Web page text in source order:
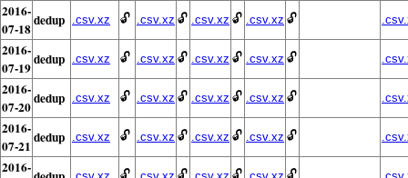
2016-
07-18dedup .csv.xz 🔓 .csv.xz 🔓 .csv.xz 🔓 .csv.xz 🔓
2016-
07-19dedup .csv.xz 🔓 .csv.xz 🔓 .csv.xz 🔓 .csv.xz 🔓
2016-
07-20dedup .csv.xz 🔓 .csv.xz 🔓 .csv.xz 🔓 .csv.xz 🔓
2016-
07-21 dedup .csv.xz 🔓 .csv.xz 🔓 .csv.xz 🔓 .csv.xz 🔓
2016-
🔓 🔓 🔓 🔓